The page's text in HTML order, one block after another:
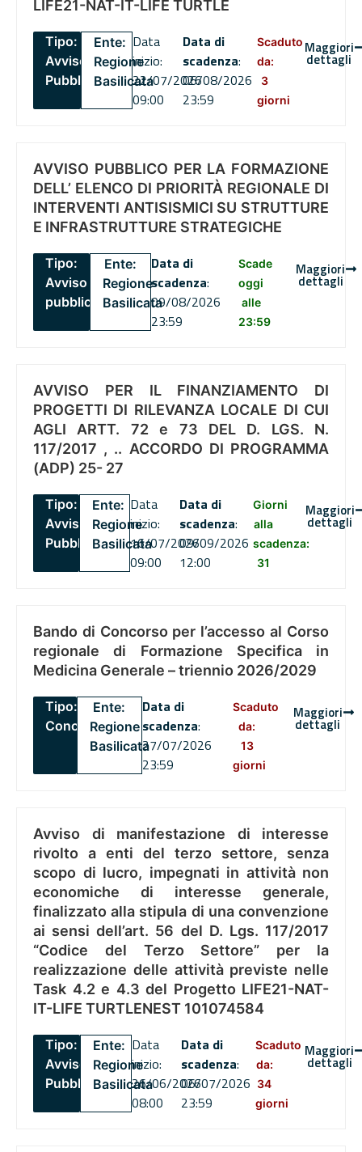
LIFE21-NAT-IT-LIFE TURTLE
Tipo:
Avviso
Pubblico
Ente:
Regione
Basilicata
Data
inizio:
22/07/2026
09:00
Data di
scadenza:
06/08/2026
23:59
Scaduto
da:
3
giorni
Maggiori
dettagli
AVVISO PUBBLICO PER LA FORMAZIONE
DELL’ ELENCO DI PRIORITÀ REGIONALE DI
INTERVENTI ANTISISMICI SU STRUTTURE
E INFRASTRUTTURE STRATEGICHE
Tipo:
Avviso
pubblico
Ente:
Regione
Basilicata
Data di
scadenza:
09/08/2026
23:59
Scade
oggi
alle
23:59
Maggiori
dettagli
AVVISO PER IL FINANZIAMENTO DI
PROGETTI DI RILEVANZA LOCALE DI CUI
AGLI ARTT. 72 e 73 DEL D. LGS. N.
117/2017 , .. ACCORDO DI PROGRAMMA
(ADP) 25- 27
Tipo:
Avviso
Pubblico
Ente:
Regione
Basilicata
Data
inizio:
16/07/2026
09:00
Data di
scadenza:
09/09/2026
12:00
Giorni
alla
scadenza:
31
Maggiori
dettagli
Bando di Concorso per l’accesso al Corso
regionale di Formazione Specifica in
Medicina Generale – triennio 2026/2029
Tipo:
Concorsi
Ente:
Regione
Basilicata
Data di
scadenza:
27/07/2026
23:59
Scaduto
da:
13
giorni
Maggiori
dettagli
Avviso di manifestazione di interesse
rivolto a enti del terzo settore, senza
scopo di lucro, impegnati in attività non
economiche di interesse generale,
finalizzato alla stipula di una convenzione
ai sensi dell’art. 56 del D. Lgs. 117/2017
“Codice del Terzo Settore” per la
realizzazione delle attività previste nelle
Task 4.2 e 4.3 del Progetto LIFE21-NAT-
IT-LIFE TURTLENEST 101074584
Tipo:
Avviso
Pubblico
Ente:
Regione
Basilicata
Data
inizio:
26/06/2026
08:00
Data di
scadenza:
06/07/2026
23:59
Scaduto
da:
34
giorni
Maggiori
dettagli